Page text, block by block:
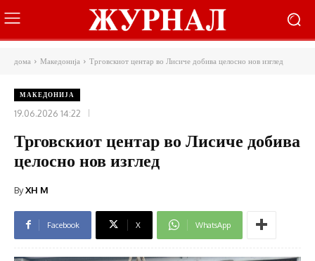
дома Македонија Трговскиот центар во Лисиче добива целосно нов изглед
МАКЕДОНИЈА
19.06.2026 14:22
Трговскиот центар во Лисиче добива
целосно нов изглед
ByXH M
Facebook X WhatsApp